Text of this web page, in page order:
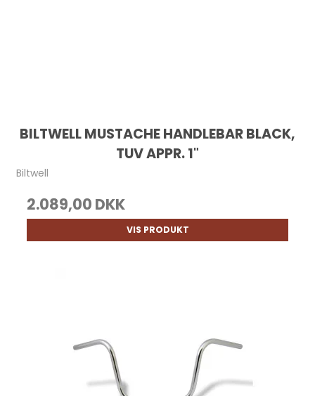
BILTWELL MUSTACHE HANDLEBAR BLACK,
TUV APPR. 1"
Biltwell
2.089,00 DKK
VIS PRODUKT